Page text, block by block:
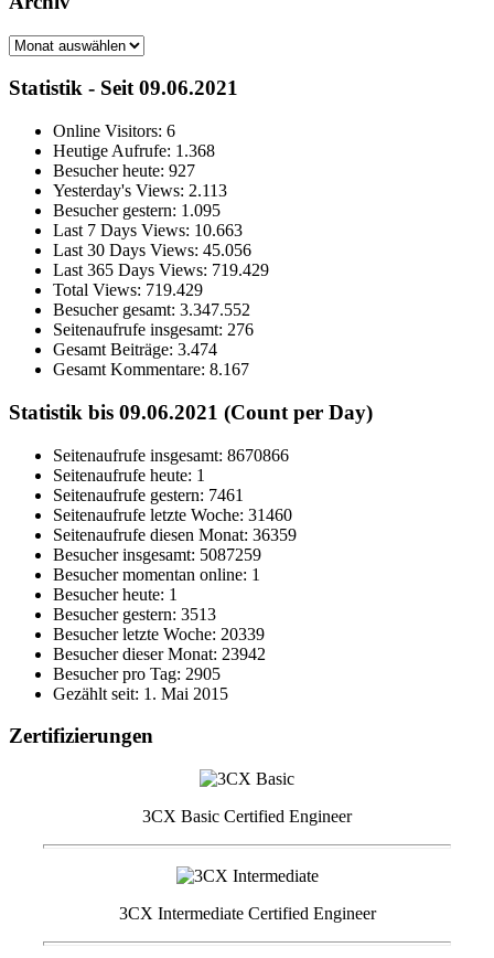
Archiv
Statistik - Seit 09.06.2021
Online Visitors: 6
Heutige Aufrufe: 1.368
Besucher heute: 927
Yesterday's Views: 2.113
Besucher gestern: 1.095
Last 7 Days Views: 10.663
Last 30 Days Views: 45.056
Last 365 Days Views: 719.429
Total Views: 719.429
Besucher gesamt: 3.347.552
Seitenaufrufe insgesamt: 276
Gesamt Beiträge: 3.474
Gesamt Kommentare: 8.167
Statistik bis 09.06.2021 (Count per Day)
Seitenaufrufe insgesamt: 8670866
Seitenaufrufe heute: 1
Seitenaufrufe gestern: 7461
Seitenaufrufe letzte Woche: 31460
Seitenaufrufe diesen Monat: 36359
Besucher insgesamt: 5087259
Besucher momentan online: 1
Besucher heute: 1
Besucher gestern: 3513
Besucher letzte Woche: 20339
Besucher dieser Monat: 23942
Besucher pro Tag: 2905
Gezählt seit: 1. Mai 2015
Zertifizierungen
3CX Basic Certified Engineer
3CX Intermediate Certified Engineer